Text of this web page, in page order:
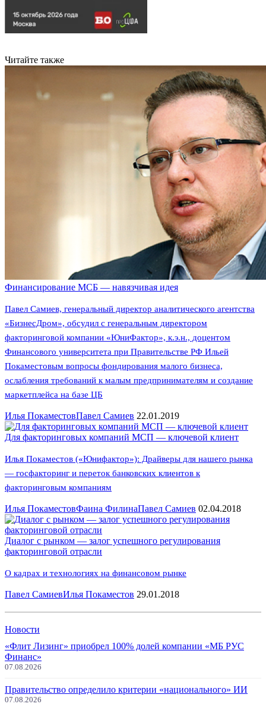
Читайте также
Финансирование МСБ — навязчивая идея
Павел Самиев, генеральный директор аналитического агентства
«БизнесДром», обсудил с генеральным директором
факторинговой компании «ЮниФактор», к.э.н., доцентом
Финансового университета при Правительстве РФ Ильей
Покаместовым вопросы фондирования малого бизнеса,
ослабления требований к малым предпринимателям и создание
маркетплейса на базе ЦБ
Илья ПокаместовПавел Самиев 22.01.2019
Для факторинговых компаний МСП — ключевой клиент
Илья Покаместов («Юнифактор»): Драйверы для нашего рынка
— госфакторинг и переток банковских клиентов к
факторинговым компаниям
Илья ПокаместовФаина ФилинаПавел Самиев 02.04.2018
Диалог с рынком — залог успешного регулирования
факторинговой отрасли
О кадрах и технологиях на финансовом рынке
Павел СамиевИлья Покаместов 29.01.2018
Новости
«Флит Лизинг» приобрел 100% долей компании «МБ РУС
Финанс»
07.08.2026
Правительство определило критерии «национального» ИИ
07.08.2026